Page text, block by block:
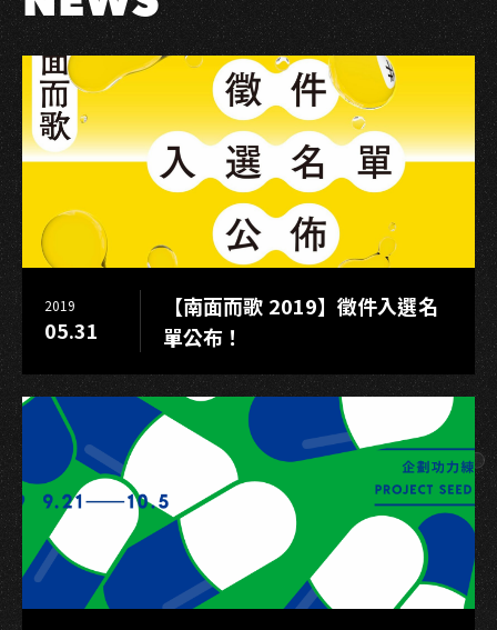
音
浪
塔
影
音
築
畫
入
單
2019
05.31
【南面而歌 2019】徵件入選名
單公布！